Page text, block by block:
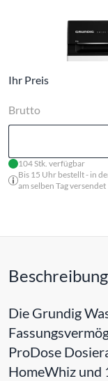
Ihr Preis
Brutto
104 Stk. verfügbar
Bis 15 Uhr bestellt - in
am selben Tag versendet
Beschreibung
Die Grundig
ProDose
HomeWhiz